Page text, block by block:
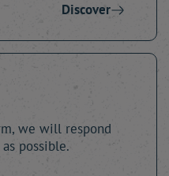
Discover
we will respond
possible.